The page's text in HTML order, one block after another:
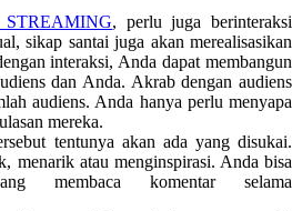
, perlu juga berinteraksi
sikap santai juga akan merealisasikan
interaksi, Anda dapat membangun
dan Anda. Akrab dengan audiens
audiens. Anda hanya perlu menyapa
mereka.
tentunya akan ada yang disukai.
menarik atau menginspirasi. Anda bisa
membaca komentar selama